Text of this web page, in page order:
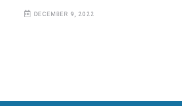
DECEMBER 9, 2022